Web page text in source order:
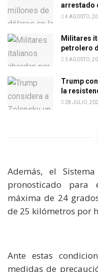
arrestado
4 AGOSTO,
Militares
petrolero
3 AGOSTO,
Trump
la
28 JULIO,
Además, el
pronosticado para
máxima de 24
de 25 kilómetros por
Ante estas
medidas de